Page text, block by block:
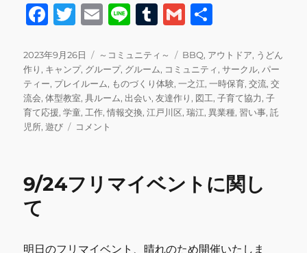
F
c
e
b
o
T
it
te
r
E
ai
l
Li
e
T
m
bl
r
G
ai
l
投
稿
日:
2023年9月26日
カ
テ
ゴ
リ
ー
～コミュニティ～
タ
グ
BBQ, アウトドア, うどん
作り , キャンプ, グループ, グルーム, コミュニティ,サークル, パー
ティー, プレイルーム, ものづくり体験,一之江,一時保育,交流,交
流会,体型教室,具ルーム, 出会い,友達作り , 図工,子育て協力,子
育て応援,学童, 工作,情報交換,江戸川区,瑞江,異業種, 習い事,託
児所,遊び
10
ケ
コメント
9/24フリマイベントに関し
て
明日のフリマイベント、晴れのため開催いたしま